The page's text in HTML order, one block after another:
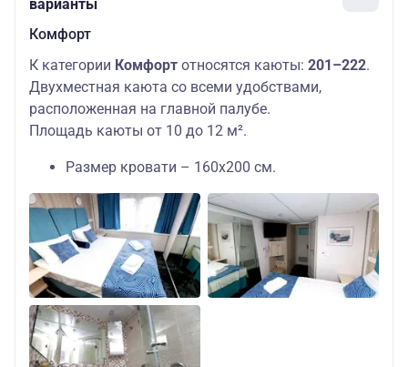
варианты
Комфорт
К категории Комфорт относятся каюты: 201–222.
Двухместная каюта со всеми удобствами,
расположенная на главной палубе.
Площадь каюты от 10 до 12 м².
Размер кровати – 160х200 см.